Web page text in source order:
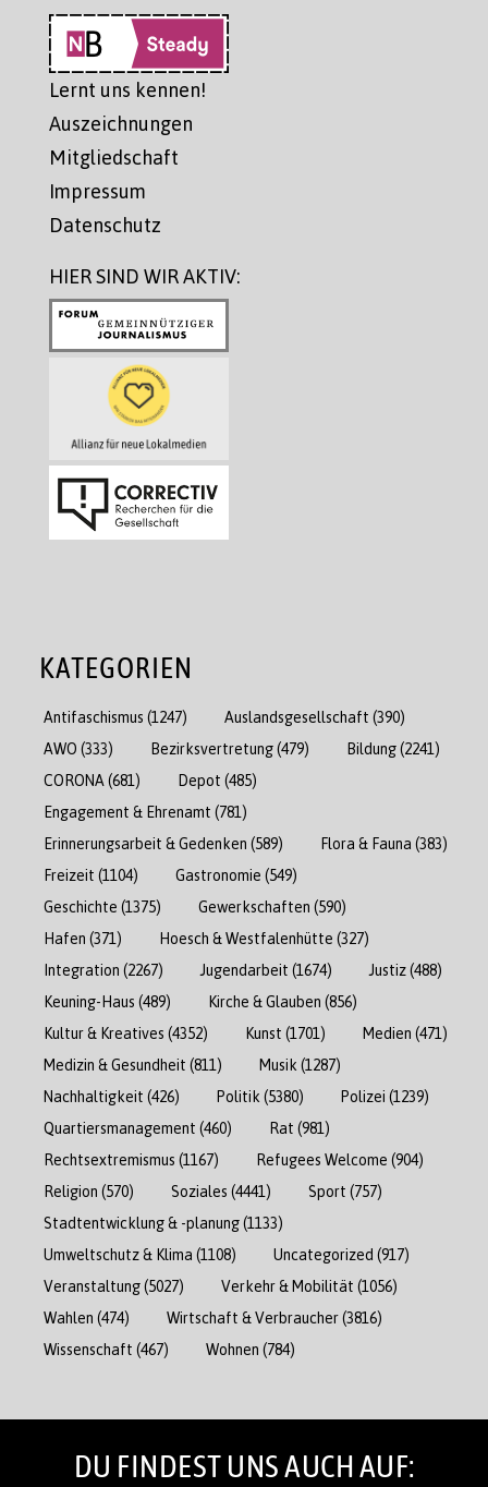
Lernt uns kennen!
Auszeichnungen
Mitgliedschaft
Impressum
Datenschutz
HIER SIND WIR AKTIV:
KATEGORIEN
Antifaschismus (1247) Auslandsgesellschaft (390)
AWO (333) Bezirksvertretung(479) Bildung(2241)
CORONA(681) Depot (485)
Engagement & Ehrenamt (781)
Erinnerungsarbeit & Gedenken (589) Flora & Fauna (383)
Freizeit (1104) Gastronomie (549)
Geschichte (1375) Gewerkschaften (590)
Hafen (371) Hoesch & Westfalenhütte (327)
Integration (2267) Jugendarbeit (1674) Justiz(488)
Keuning-Haus (489) Kirche & Glauben (856)
Kultur & Kreatives (4352) Kunst (1701) Medien (471)
Medizin & Gesundheit (811) Musik(1287)
Nachhaltigkeit (426) Politik(5380) Polizei (1239)
Quartiersmanagement (460) Rat (981)
Rechtsextremismus (1167) Refugees Welcome (904)
Religion (570) Soziales (4441) Sport (757)
Stadtentwicklung & -planung(1133)
Umweltschutz & Klima (1108) Uncategorized (917)
Veranstaltung(5027) Verkehr & Mobilität (1056)
Wahlen (474) Wirtschaft & Verbraucher(3816)
Wissenschaft (467) Wohnen (784)
DU FINDEST UNS AUCH AUF: